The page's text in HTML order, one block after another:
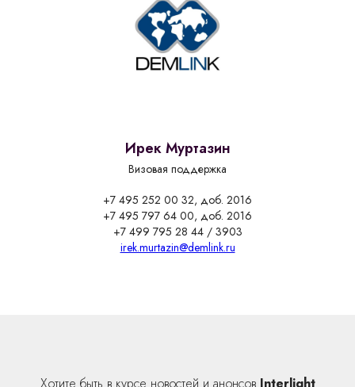
Ирек Муртазин
Визовая поддержка
+7 495 252 00 32, доб. 2016
+7 495 797 64 00, доб. 2016
+7 499 795 28 44 / 3903
irek.murtazin@demlink.ru